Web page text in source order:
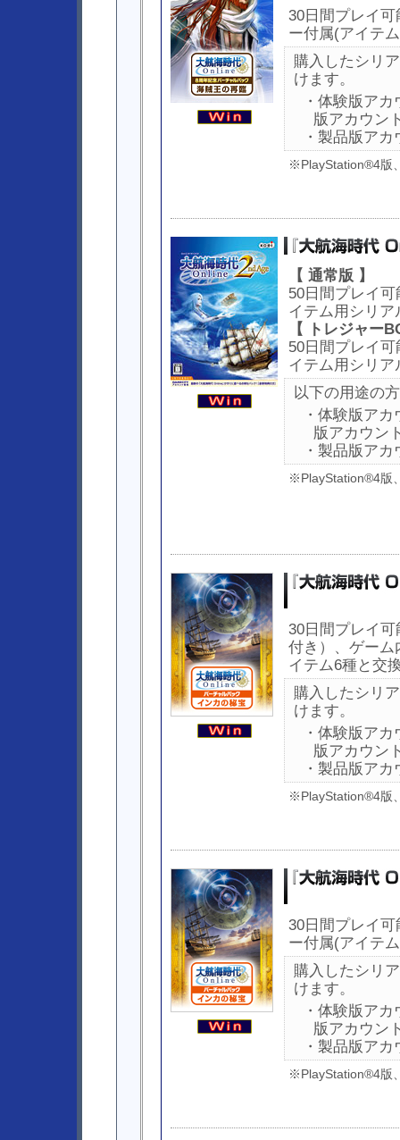
30日間プレイ
ー付属(アイテ
購入したシリ
けます。
・体験版ア
版アカウン
・製品版ア
※PlayStation®4版
【 通常版 】
50日間プレイ
イテム用シリ
【 トレジャー
50日間プレイ
イテム用シリア
以下の用途の
・体験版ア
版アカウン
・製品版ア
※PlayStation®4版
30日間プレイ
付き）、ゲーム
イテム6種と交
購入したシリ
けます。
・体験版ア
版アカウン
・製品版ア
※PlayStation®4版
30日間プレイ
ー付属(アイテ
購入したシリ
けます。
・体験版ア
版アカウン
・製品版ア
※PlayStation®4版